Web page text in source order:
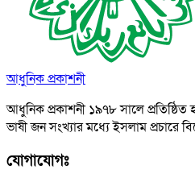
আধুনিক প্রকাশনী
আধুনিক প্রকাশনী ১৯৭৮ সালে প্রতিষ্ঠিত
ভাষী জন সংখ্যার মধ্যে ইসলাম প্রচারে
যোগাযোগঃ